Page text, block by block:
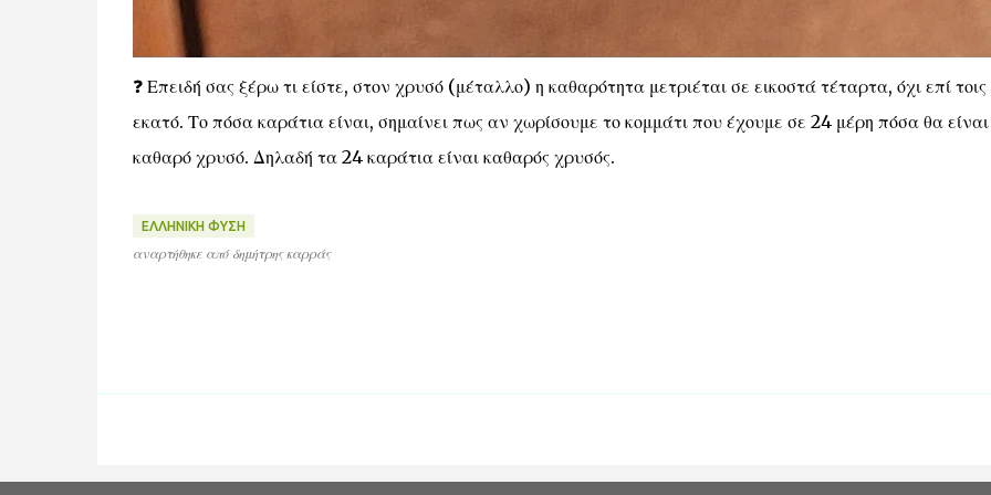
❓️ Επειδή σας ξέρω τι είστε, στον χρυσό (μέταλλο) η καθαρότητα μετριέται σε εικοστά τέταρτα, όχι επί τοις
εκατό. Το πόσα καράτια είναι, σημαίνει πως αν χωρίσουμε το κομμάτι που έχουμε σε 24 μέρη πόσα θα
καθαρό χρυσό. Δηλαδή τα 24 καράτια είναι καθαρός χρυσός.
ΕΛΛΗΝΙΚΗ ΦΥΣΗ
αναρτήθηκε από δημήτρης καρράς